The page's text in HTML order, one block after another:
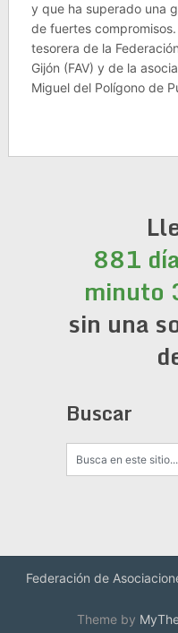
y que ha superado una
de fuertes
tesorera de la
Gijón (FAV) y de la
Miguel del Polígono de
881
minuto
sin una
Buscar
Federación de
Theme by